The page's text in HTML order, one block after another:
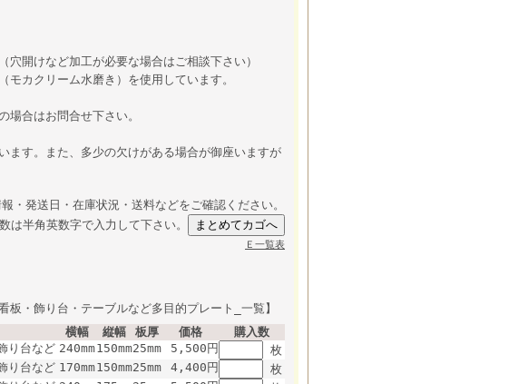
開けなど加工が必要な場合はご相談下さい）
カクリーム水磨き）を使用しています。
場合はお問合せ下さい。
ます。また、多少の欠けがある場合が御座いますが
・発送日・在庫状況・送料などをご確認ください。
は半角英数字で入力して下さい。
Ｅ一覧表
板・飾り台・テーブルなど多目的プレート_一覧】
横幅 縦幅 板厚 価格
購入数
り台など 240mm150mm25mm 5,500円
枚
り台など 170mm150mm25mm 4,400円
枚